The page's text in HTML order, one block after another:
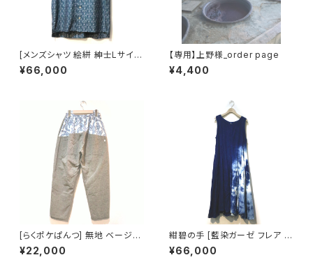
[メンズシャツ 絵絣 紳士Lサイ
ズ] 手織り ぞうさん大行進柄 久
留米絣使用 池田絣工房 開襟シ
¥66,000
【専用】上野様_order page
¥4,400
[らくポケぱんつ] 無地 ベージュ
×唐草柄（白絣）※柄部分：手織
り久留米絣使用 池田絣工房
¥22,000
紺碧の手 [藍染ガーゼ フレア ワ
ンピース 袖なし] 天然藍染×国
産ガーゼ ※職人手染め
¥66,000